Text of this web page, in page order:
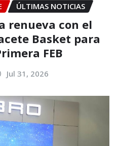
ÚLTIMAS NOTICIAS
renueva con el
Basket para
FEB
Jul 31, 2026